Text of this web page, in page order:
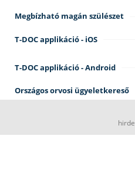
Megbízható magán szülészet
T-DOC applikáció - iOS
T-DOC applikáció - Android
Országos orvosi ügyeletkereső